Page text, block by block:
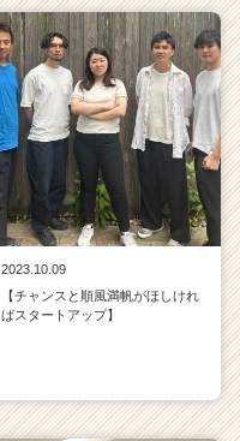
2023.10.09
【チャンスと順風満帆がほしけれ
ばスタートアップ】